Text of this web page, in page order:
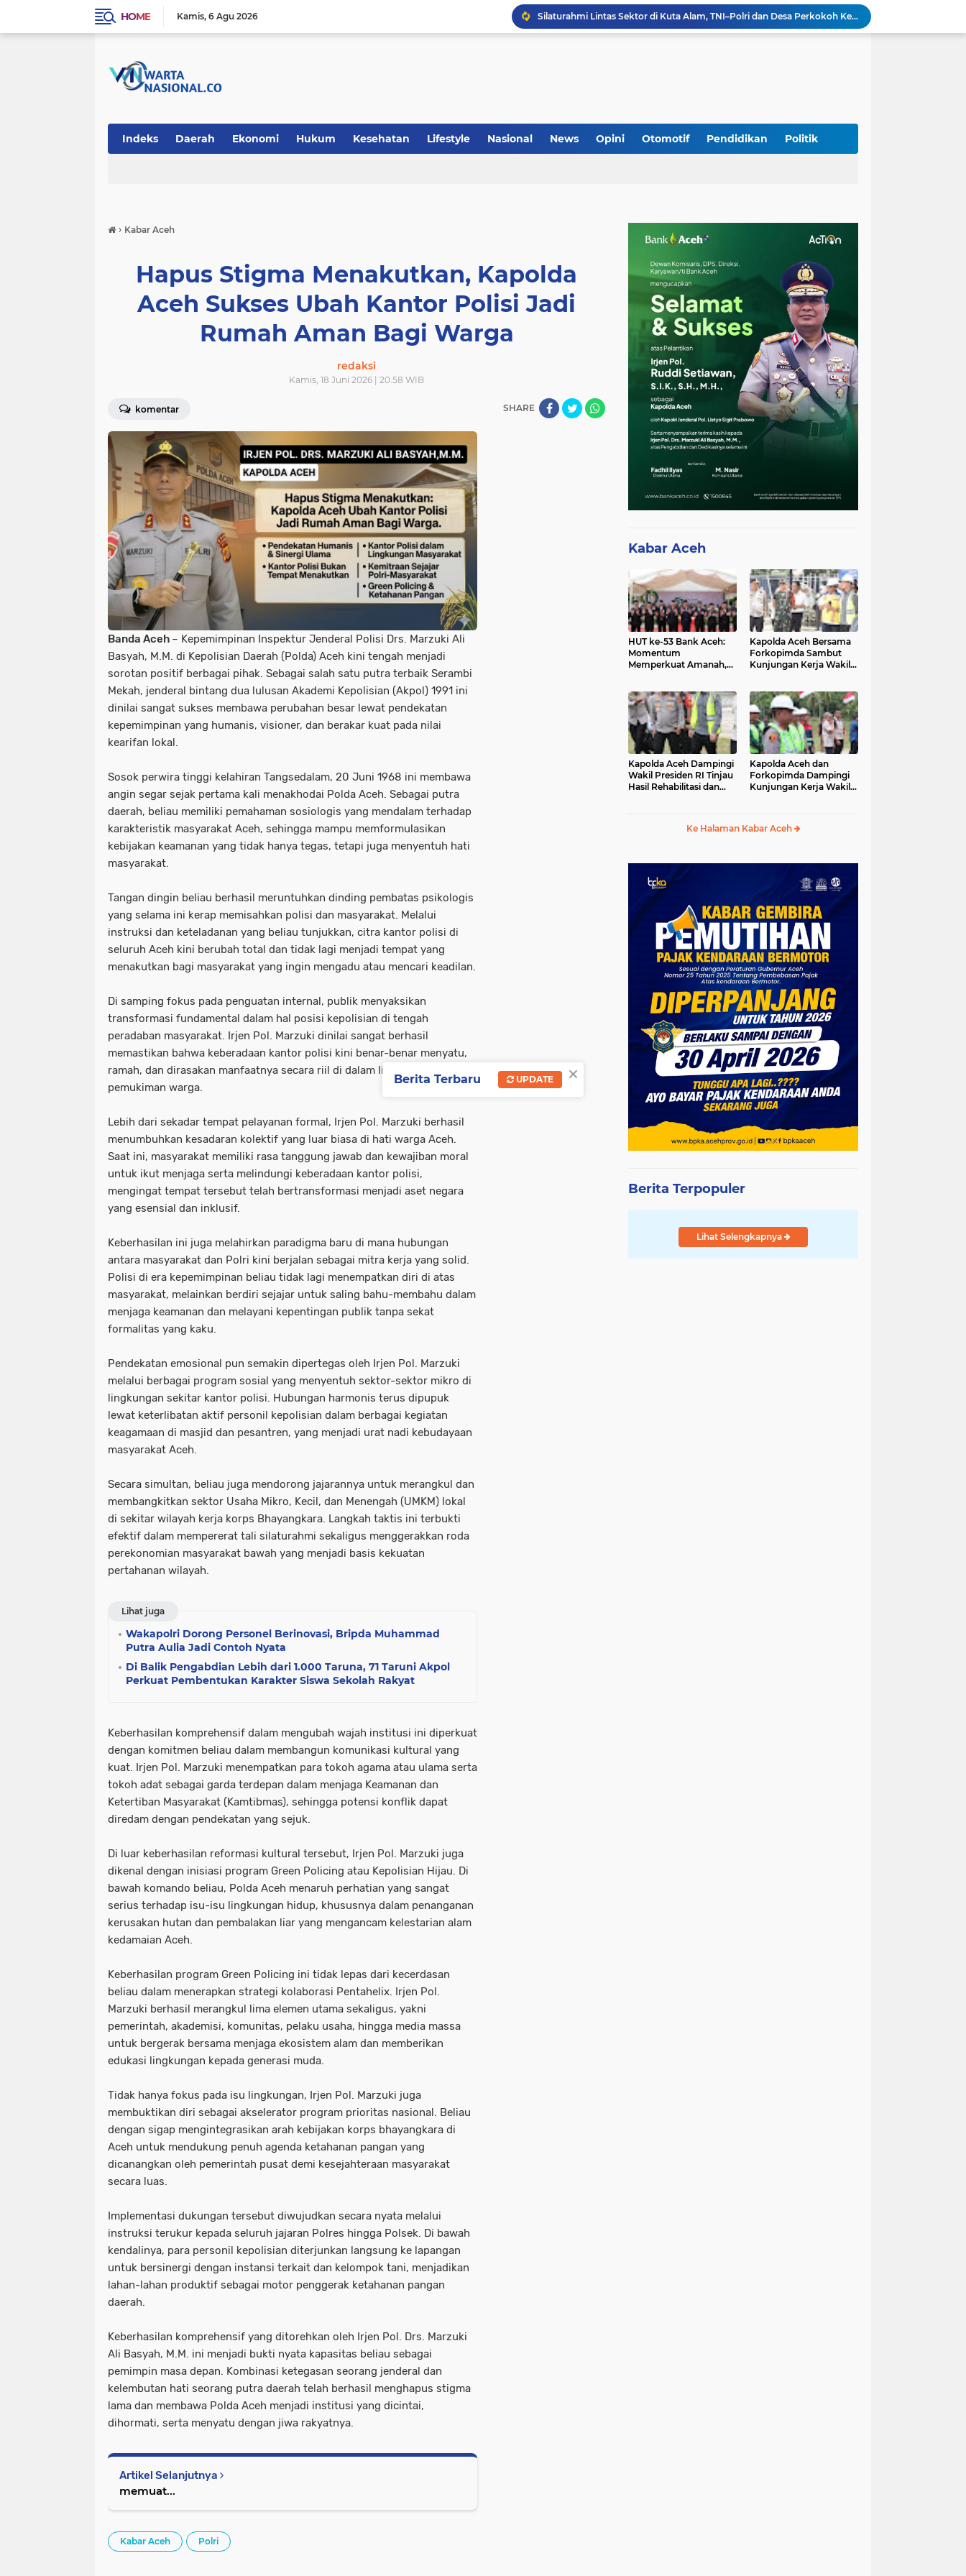
HOME Kamis 6 Agu 2026
Silaturahmi Lintas Sektor di Kuta Alam, TNI–Polri dan Desa Perkokoh Kebersamaan
Babinsa Peukan Bada Hadiri Rapat Lanjutan HUT RI ke-81, Perkuat Sinergi Lintas Sektor
Kak Na Promosi Wisata Surfing dan Hadiri Perayaan HUT 53 tahun BAS Simeulue
Indeks Daerah Ekonomi Hukum Kesehatan Lifestyle Nasional News Opini Otomotif Pendidikan Politik
› Kabar Aceh
Hapus Stigma Menakutkan, Kapolda
Aceh Sukses Ubah Kantor Polisi Jadi
Rumah Aman Bagi Warga
redaksi
Kamis, 18 Juni 2026 | 20.58 WIB
komentar SHARE
Banda Aceh – Kepemimpinan Inspektur Jenderal Polisi Drs. Marzuki Ali
Basyah, M.M. di Kepolisian Daerah (Polda) Aceh kini tengah menjadi
sorotan positif berbagai pihak. Sebagai salah satu putra terbaik Serambi
Mekah, jenderal bintang dua lulusan Akademi Kepolisian (Akpol) 1991 ini
dinilai sangat sukses membawa perubahan besar lewat pendekatan
kepemimpinan yang humanis, visioner, dan berakar kuat pada nilai
kearifan lokal.
​Sosok perwira tinggi kelahiran Tangsedalam, 20 Juni 1968 ini membawa
angin segar sejak pertama kali menakhodai Polda Aceh. Sebagai putra
daerah, beliau memiliki pemahaman sosiologis yang mendalam terhadap
karakteristik masyarakat Aceh, sehingga mampu memformulasikan
kebijakan keamanan yang tidak hanya tegas, tetapi juga menyentuh hati
masyarakat.
​Tangan dingin beliau berhasil meruntuhkan dinding pembatas psikologis
yang selama ini kerap memisahkan polisi dan masyarakat. Melalui
instruksi dan keteladanan yang beliau tunjukkan, citra kantor polisi di
seluruh Aceh kini berubah total dan tidak lagi menjadi tempat yang
menakutkan bagi masyarakat yang ingin mengadu atau mencari keadilan.
​Di samping fokus pada penguatan internal, publik menyaksikan
transformasi fundamental dalam hal posisi kepolisian di tengah
peradaban masyarakat. Irjen Pol. Marzuki dinilai sangat berhasil
memastikan bahwa keberadaan kantor polisi kini benar-benar menyatu,
ramah, dan dirasakan manfaatnya secara riil di dalam lingkungan
pemukiman warga.
​Lebih dari sekadar tempat pelayanan formal, Irjen Pol. Marzuki berhasil
menumbuhkan kesadaran kolektif yang luar biasa di hati warga Aceh.
Saat ini, masyarakat memiliki rasa tanggung jawab dan kewajiban moral
untuk ikut menjaga serta melindungi keberadaan kantor polisi,
mengingat tempat tersebut telah bertransformasi menjadi aset negara
yang esensial dan inklusif.
​Keberhasilan ini juga melahirkan paradigma baru di mana hubungan
antara masyarakat dan Polri kini berjalan sebagai mitra kerja yang solid.
Polisi di era kepemimpinan beliau tidak lagi menempatkan diri di atas
masyarakat, melainkan berdiri sejajar untuk saling bahu-membahu dalam
menjaga keamanan dan melayani kepentingan publik tanpa sekat
formalitas yang kaku.
​Pendekatan emosional pun semakin dipertegas oleh Irjen Pol. Marzuki
melalui berbagai program sosial yang menyentuh sektor-sektor mikro di
lingkungan sekitar kantor polisi. Hubungan harmonis terus dipupuk
lewat keterlibatan aktif personil kepolisian dalam berbagai kegiatan
keagamaan di masjid dan pesantren, yang menjadi urat nadi kebudayaan
masyarakat Aceh.
​Secara simultan, beliau juga mendorong jajarannya untuk merangkul dan
membangkitkan sektor Usaha Mikro, Kecil, dan Menengah (UMKM) lokal
di sekitar wilayah kerja korps Bhayangkara. Langkah taktis ini terbukti
efektif dalam mempererat tali silaturahmi sekaligus menggerakkan roda
perekonomian masyarakat bawah yang menjadi basis kekuatan
pertahanan wilayah.
Lihat juga
Wakapolri Dorong Personel Berinovasi, Bripda Muhammad
Putra Aulia Jadi Contoh Nyata
Di Balik Pengabdian Lebih dari 1.000 Taruna, 71 Taruni Akpol
Perkuat Pembentukan Karakter Siswa Sekolah Rakyat
​Keberhasilan komprehensif dalam mengubah wajah institusi ini diperkuat
dengan komitmen beliau dalam membangun komunikasi kultural yang
kuat. Irjen Pol. Marzuki menempatkan para tokoh agama atau ulama serta
tokoh adat sebagai garda terdepan dalam menjaga Keamanan dan
Ketertiban Masyarakat (Kamtibmas), sehingga potensi konflik dapat
diredam dengan pendekatan yang sejuk.
​Di luar keberhasilan reformasi kultural tersebut, Irjen Pol. Marzuki juga
dikenal dengan inisiasi program Green Policing atau Kepolisian Hijau. Di
bawah komando beliau, Polda Aceh menaruh perhatian yang sangat
serius terhadap isu-isu lingkungan hidup, khususnya dalam penanganan
kerusakan hutan dan pembalakan liar yang mengancam kelestarian alam
kedamaian Aceh.
​Keberhasilan program Green Policing ini tidak lepas dari kecerdasan
beliau dalam menerapkan strategi kolaborasi Pentahelix. Irjen Pol.
Marzuki berhasil merangkul lima elemen utama sekaligus, yakni
pemerintah, akademisi, komunitas, pelaku usaha, hingga media massa
untuk bergerak bersama menjaga ekosistem alam dan memberikan
edukasi lingkungan kepada generasi muda.
​Tidak hanya fokus pada isu lingkungan, Irjen Pol. Marzuki juga
membuktikan diri sebagai akselerator program prioritas nasional. Beliau
dengan sigap mengintegrasikan arah kebijakan korps bhayangkara di
Aceh untuk mendukung penuh agenda ketahanan pangan yang
dicanangkan oleh pemerintah pusat demi kesejahteraan masyarakat
secara luas.
​Implementasi dukungan tersebut diwujudkan secara nyata melalui
instruksi terukur kepada seluruh jajaran Polres hingga Polsek. Di bawah
kendalinya, para personil kepolisian diterjunkan langsung ke lapangan
untuk bersinergi dengan instansi terkait dan kelompok tani, menjadikan
lahan-lahan produktif sebagai motor penggerak ketahanan pangan
daerah.
​Keberhasilan komprehensif yang ditorehkan oleh Irjen Pol. Drs. Marzuki
Ali Basyah, M.M. ini menjadi bukti nyata kapasitas beliau sebagai
pemimpin masa depan. Kombinasi ketegasan seorang jenderal dan
kelembutan hati seorang putra daerah telah berhasil menghapus stigma
lama dan membawa Polda Aceh menjadi institusi yang dicintai,
dihormati, serta menyatu dengan jiwa rakyatnya.
Artikel Selanjutnya
memuat...
Kabar Aceh Polri
Kabar Aceh
HUT ke-53 Bank Aceh:
Momentum
Memperkuat Amanah,
Kapolda Aceh Bersama
Forkopimda Sambut
Kunjungan Kerja Wakil
Kapolda Aceh Dampingi
Wakil Presiden RI Tinjau
Hasil Rehabilitasi dan
Kapolda Aceh dan
Forkopimda Dampingi
Kunjungan Kerja Wakil
Ke Halaman Kabar Aceh
Berita Terpopuler
Lihat Selengkapnya
×
Berita Terbaru UPDATE